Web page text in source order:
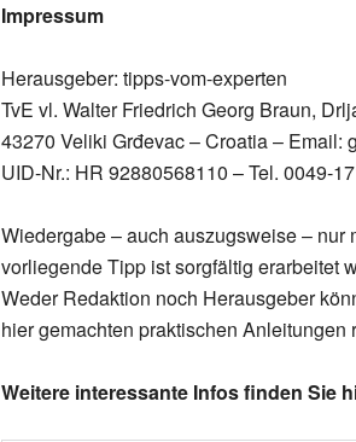
Impressum
Herausgeber: tipps-vom-experten
TvE vl. Walter Friedrich Georg Braun,
43270 Veliki Grđevac – Croatia – Email:
UID-Nr.: HR 92880568110 – Tel. 0049-
Wiedergabe – auch auszugsweise –
vorliegende Tipp ist sorgfältig erarbeitet
Weder Redaktion noch Herausgeber
hier gemachten praktischen
Weitere interessante Infos finden Sie